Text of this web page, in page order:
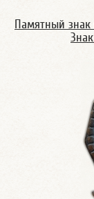
Памятный знак